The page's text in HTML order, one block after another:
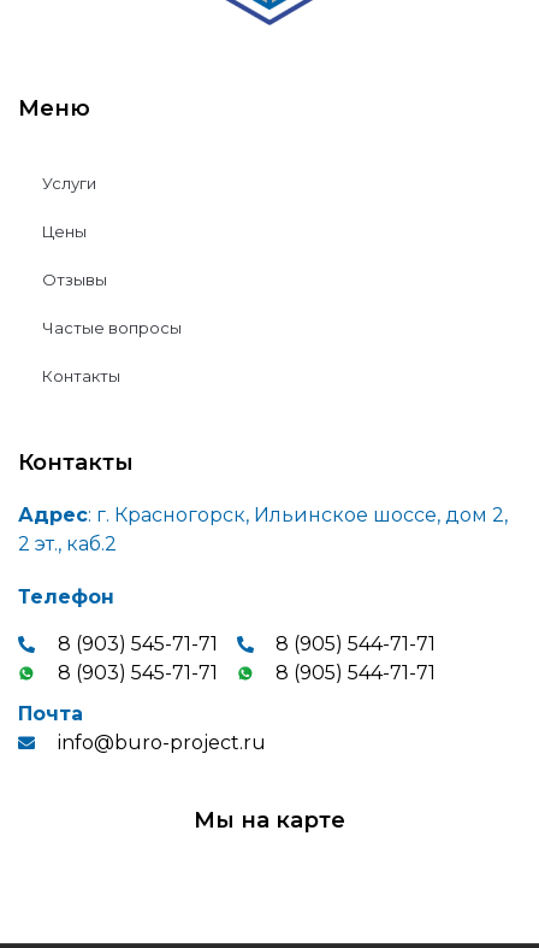
Меню
Услуги
Цены
Отзывы
Частые вопросы
Контакты
Контакты
Адрес: г. Красногорск, Ильинское шоссе, дом 2,
2 эт., каб.2
Телефон
8 (903) 545-71-71
8 (905) 544-71-71
8 (903) 545-71-71
8 (905) 544-71-71
Почта
info@buro-project.ru
Мы на карте